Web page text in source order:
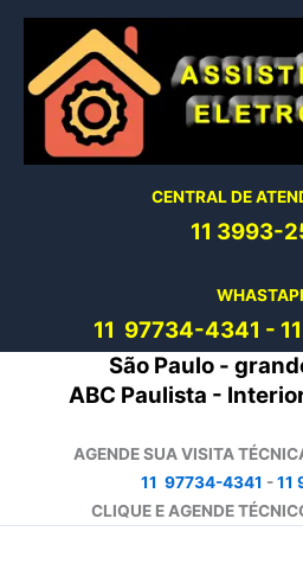
conteúdo
CENTRAL DE
11 3993-
11 97734-4341 -
São Paulo -
ABC Paulista -
AGENDE SUA VISITA
11 97734-4341 -11
CLIQUE E AGENDE